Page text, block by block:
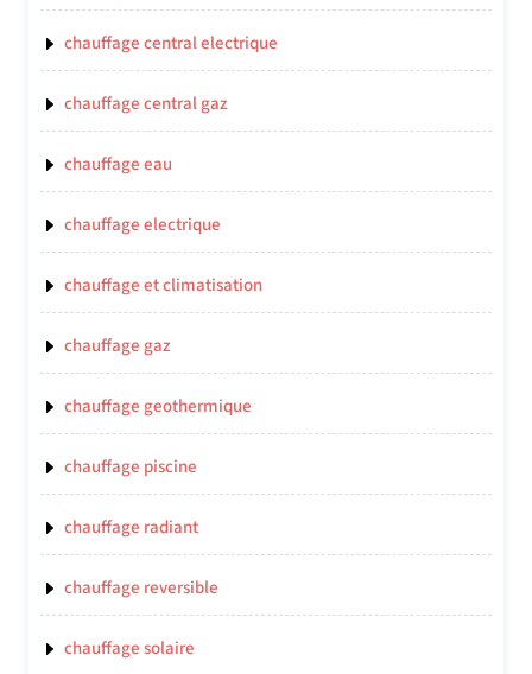
chauffage central electrique
chauffage central gaz
chauffage eau
chauffage electrique
chauffage et climatisation
chauffage gaz
chauffage geothermique
chauffage piscine
chauffage radiant
chauffage reversible
chauffage solaire